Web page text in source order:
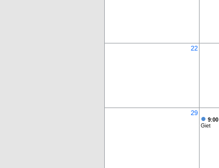
22
29
9:00
Giet